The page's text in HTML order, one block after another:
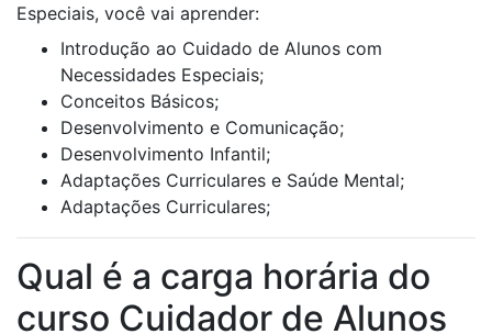
Especiais, você vai aprender:
Introdução ao Cuidado de Alunos com
Necessidades Especiais;
Conceitos Básicos;
Desenvolvimento e Comunicação;
Desenvolvimento Infantil;
Adaptações Curriculares e Saúde Mental;
Adaptações Curriculares;
Qual é a carga horária do
curso Cuidador de Alunos